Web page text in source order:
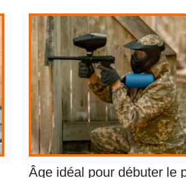
Âge idéal pour débuter le